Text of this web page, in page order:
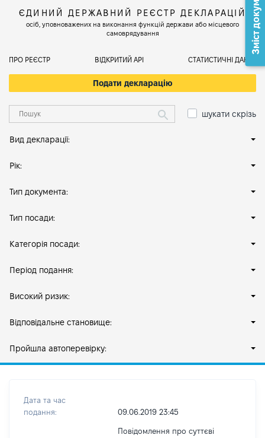
ЄДИНИЙ ДЕРЖАВНИЙ РЕЄСТР ДЕКЛАРАЦІЙ
осіб, уповноважених на виконання функцій держави або місцевого
самоврядування
ПРО РЕЄСТР ВІДКРИТИЙ АРІ СТАТИСТИЧНІ ДАНІ
Подати декларацію
шукати скрізь
Вид декларації:
Рік:
Тип документа:
Тип посади:
Категорія посади:
Період подання:
Високий ризик:
Відповідальне становище:
Пройшла автоперевірку:
Дата та час
подання:
09.06.2019 23:45
Повідомлення про суттєві
Зміст документа